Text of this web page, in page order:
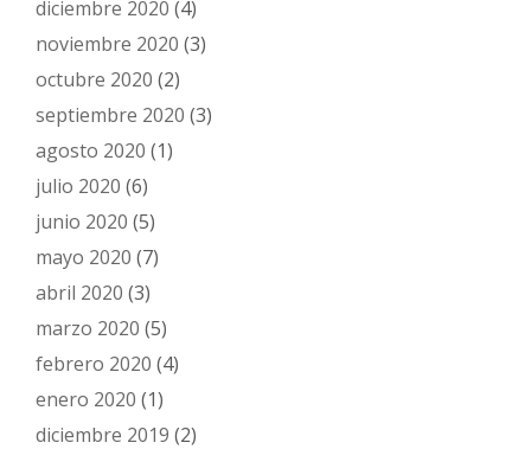
diciembre 2020 (4)
noviembre 2020 (3)
octubre 2020 (2)
septiembre 2020 (3)
agosto 2020 (1)
julio 2020 (6)
junio 2020 (5)
mayo 2020 (7)
abril 2020 (3)
marzo 2020 (5)
febrero 2020 (4)
enero 2020 (1)
diciembre 2019 (2)